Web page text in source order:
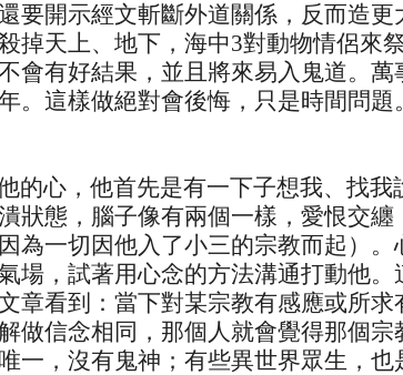
要開示經文斬斷外道關係，反而造更
掉天上、地下，海中3對動物情侶來
會有好結果，並且將來易入鬼道。
。這樣做絕對會後悔，只是時間問題。
的心，他首先是有一下子想我、找
狀態，腦子像有兩個一樣，愛恨交
為一切因他入了小三的宗教而起）
場，試著用心念的方法溝通打動他
章看到：當下對某宗教有感應或所
做信念相同，那個人就會覺得那個
一，沒有鬼神；有些異世界眾生，